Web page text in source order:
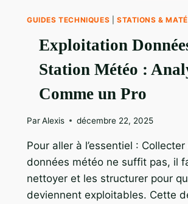
GUIDES TECHNIQUES STATIONS &
Exploitation
Station Météo :
Comme un Pro
ParAlexis décembre 22, 2025
Pour aller à l’essentiel : Collecter
données météo ne suffit pas, il
nettoyer et les structurer pour
deviennent exploitables. Cette